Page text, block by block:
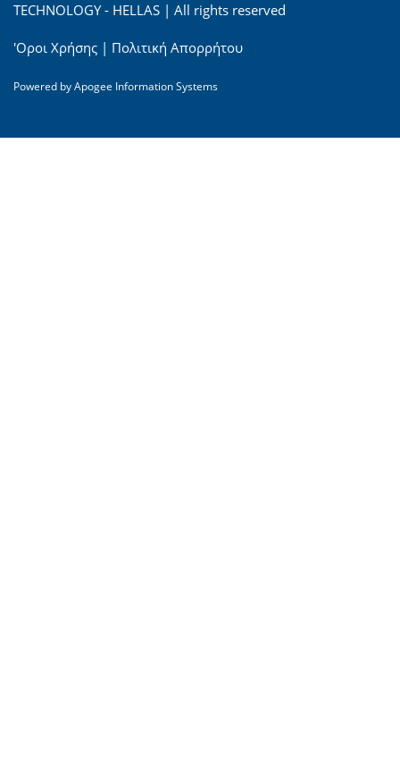
TECHNOLOGY - HELLAS | All rights reserved
'Οροι Χρήσης | Πολιτική Απορρήτου
Powered byApogee Information Systems